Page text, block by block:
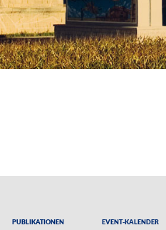
Publikationen Event-Kalender